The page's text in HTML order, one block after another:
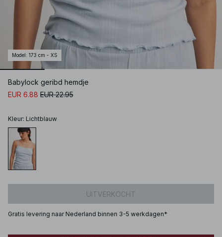
Model : 173 cm - XS
Babylock geribd hemdje
EUR 6.88 EUR 22.95
Kleur: Lichtblauw
UITVERKOCHT
Gratis levering naar Nederland binnen 3-5 werkdagen*